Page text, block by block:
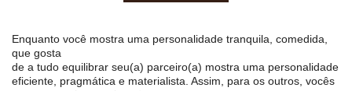
Enquanto você mostra uma personalidade tranquila, comedida,
que gosta
de a tudo equilibrar seu(a) parceiro(a) mostra uma personalidade
eficiente, pragmática e materialista. Assim, para os outros, vocês